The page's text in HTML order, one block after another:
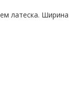
латеска. Ширина